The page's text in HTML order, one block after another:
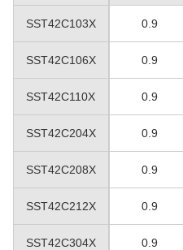
SST42C103X 0.9
SST42C106X 0.9
SST42C110X 0.9
SST42C204X 0.9
SST42C208X 0.9
SST42C212X 0.9
SST42C304X 0.9